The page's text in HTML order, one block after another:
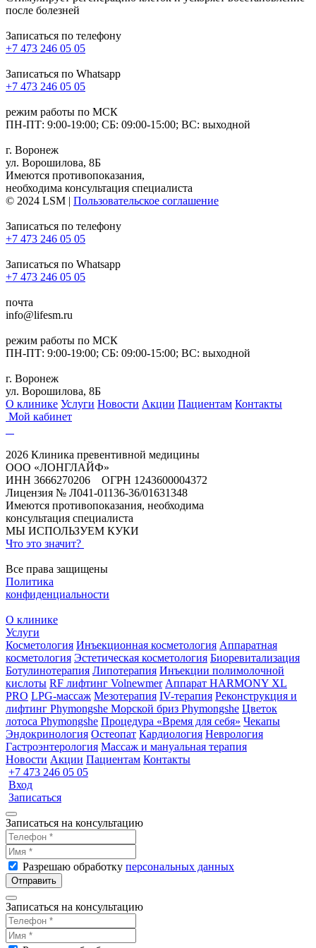
после болезней​
Записаться по телефону
+7 473 246 05 05
Записаться по Whatsapp
+7 473 246 05 05
режим работы по МСК
ПН-ПТ: 9:00-19:00; СБ: 09:00-15:00; ВС: выходной
г. Воронеж
ул. Ворошилова, 8Б
Имеются противопоказания,
необходима консультация специалиста
© 2024 LSM | Пользовательское соглашение
Записаться по телефону
+7 473 246 05 05
Записаться по Whatsapp
+7 473 246 05 05
почта
info@lifesm.ru
режим работы по МСК
ПН-ПТ: 9:00-19:00; СБ: 09:00-15:00; ВС: выходной
г. Воронеж
ул. Ворошилова, 8Б
О клинике Услуги Новости Акции Пациентам Контакты
Мой кабинет
2026 Клиника превентивной медицины
ООО «ЛОНГЛАЙФ»
ИНН 3666270206 ОГРН 1243600004372
Лицензия № Л041-01136-36/01631348
Имеются противопоказания, необходима
консультация специалиста
МЫ ИСПОЛЬЗУЕМ КУКИ
Что это значит?
Все права защищены
Политика
конфиденциальности
О клинике
Услуги
Косметология Инъекционная косметология Аппаратная
косметология Эстетическая косметология Биоревитализация
Ботулинотерапия Липотерапия Инъекции полимолочной
кислоты RF лифтинг Volnewmer Аппарат HARMONY XL
PRO LPG-массаж Мезотерапия IV-терапия Реконструкция и
лифтинг Phymongshe Морской бриз Phymongshe Цветок
лотоса Phymongshe Процедура «Время для себя» Чекапы
Эндокринология Остеопат Кардиология Неврология
Гастроэнтерология Массаж и мануальная терапия
Новости Акции Пациентам Контакты
+7 473 246 05 05
Вход
Записаться
Записаться на консультацию
Разрешаю обработку персональных данных
Отправить
Записаться на консультацию